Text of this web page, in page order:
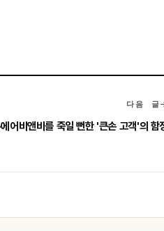
다음 글
에어비앤비를 죽일 뻔한 '큰손 고객'의 함